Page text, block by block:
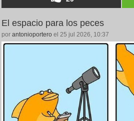
El espacio para los peces
por antonioportero el 25 jul 2026, 10:37